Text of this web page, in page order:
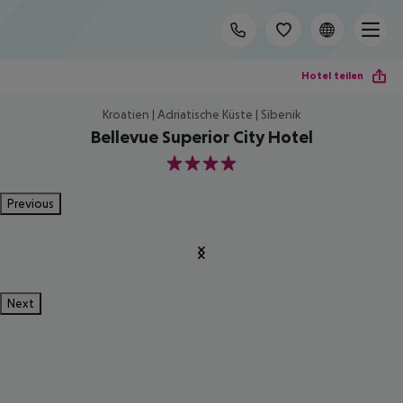
Hotel teilen
Kroatien | Adriatische Küste | Sibenik
Bellevue Superior City Hotel
4
Previous
Next